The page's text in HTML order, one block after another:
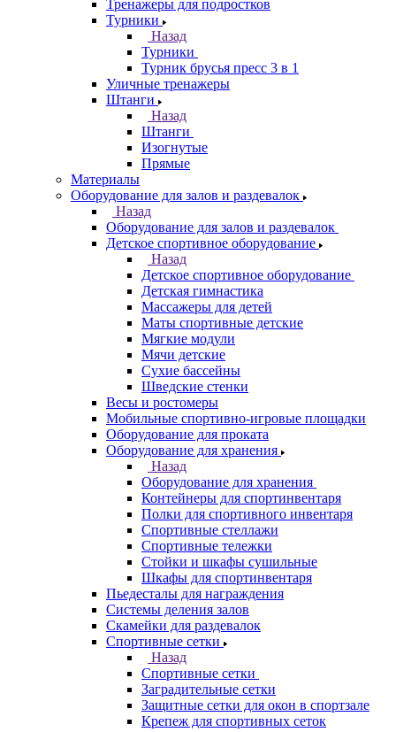
Тренажеры для подростков
Турники
Назад
Турники
Турник брусья пресс 3 в 1
Уличные тренажеры
Штанги
Назад
Штанги
Изогнутые
Прямые
Материалы
Оборудование для залов и раздевалок
Назад
Оборудование для залов и раздевалок
Детское спортивное оборудование
Назад
Детское спортивное оборудование
Детская гимнастика
Массажеры для детей
Маты спортивные детские
Мягкие модули
Мячи детские
Сухие бассейны
Шведские стенки
Весы и ростомеры
Мобильные спортивно-игровые площадки
Оборудование для проката
Оборудование для хранения
Назад
Оборудование для хранения
Контейнеры для спортинвентаря
Полки для спортивного инвентаря
Спортивные стеллажи
Спортивные тележки
Стойки и шкафы сушильные
Шкафы для спортинвентаря
Пьедесталы для награждения
Системы деления залов
Скамейки для раздевалок
Спортивные сетки
Назад
Спортивные сетки
Заградительные сетки
Защитные сетки для окон в спортзале
Крепеж для спортивных сеток